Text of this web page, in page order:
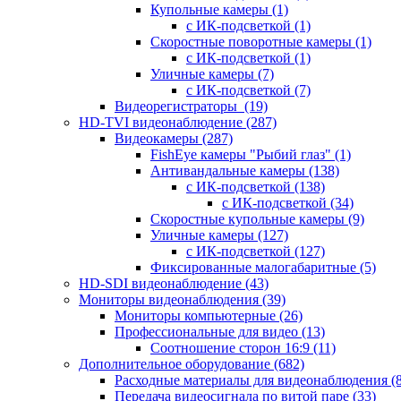
Купольные камеры (1)
с ИК-подсветкой (1)
Скоростные поворотные камеры (1)
с ИК-подсветкой (1)
Уличные камеры (7)
с ИК-подсветкой (7)
Видеорегистраторы (19)
HD-TVI видеонаблюдение (287)
Видеокамеры (287)
FishEye камеры "Рыбий глаз" (1)
Антивандальные камеры (138)
с ИК-подсветкой (138)
с ИК-подсветкой (34)
Скоростные купольные камеры (9)
Уличные камеры (127)
с ИК-подсветкой (127)
Фиксированные малогабаритные (5)
HD-SDI видеонаблюдение (43)
Мониторы видеонаблюдения (39)
Мониторы компьютерные (26)
Профессиональные для видео (13)
Соотношение сторон 16:9 (11)
Дополнительное оборудование (682)
Расходные материалы для видеонаблюдения
Передача видеосигнала по витой паре (33)